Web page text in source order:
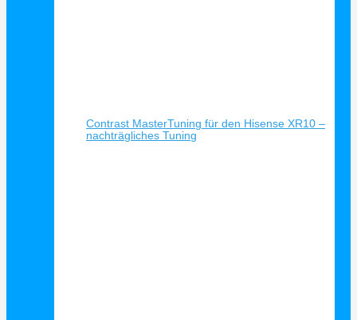
Contrast MasterTuning für den Hisense XR10 –
nachträgliches Tuning